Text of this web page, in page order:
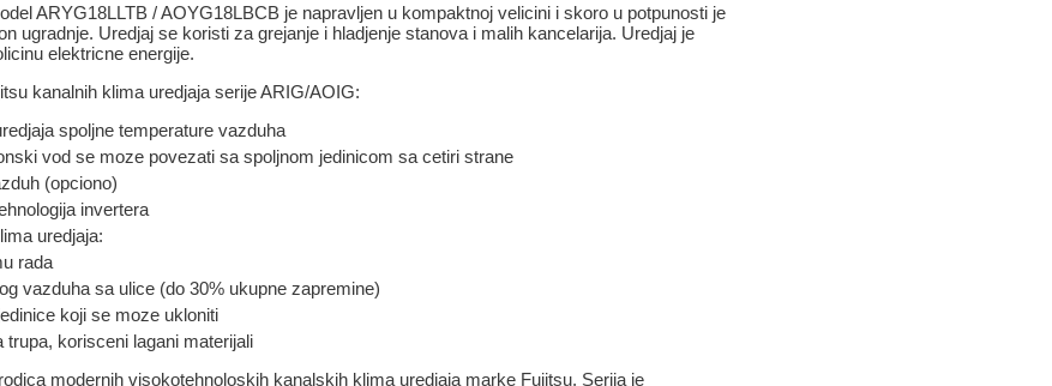
ARYG18LLTB / AOYG18LBCB je napravljen u kompaktnoj velicini i skoro u potpunosti je
ugradnje. Uredjaj se koristi za grejanje i hladjenje stanova i malih kancelarija. Uredjaj je
elektricne energije.
kanalnih klima uredjaja serije ARIG/AOIG:
spoljne temperature vazduha
vod se moze povezati sa spoljnom jedinicom sa cetiri strane
(opciono)
invertera
uredjaja:
rada
vazduha sa ulice (do 30% ukupne zapremine)
koji se moze ukloniti
korisceni lagani materijali
modernih visokotehnoloskih kanalskih klima uredjaja marke Fujitsu. Serija je